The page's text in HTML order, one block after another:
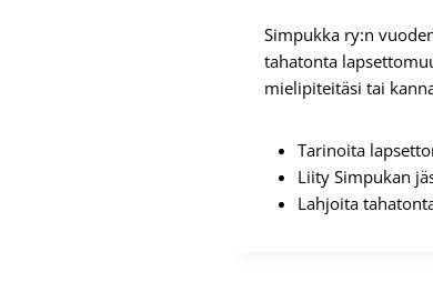
Simpukka ry:n
tahatonta
mielipiteitäsi tai
Tarinoita
Liity Simpukan
Lahjoita